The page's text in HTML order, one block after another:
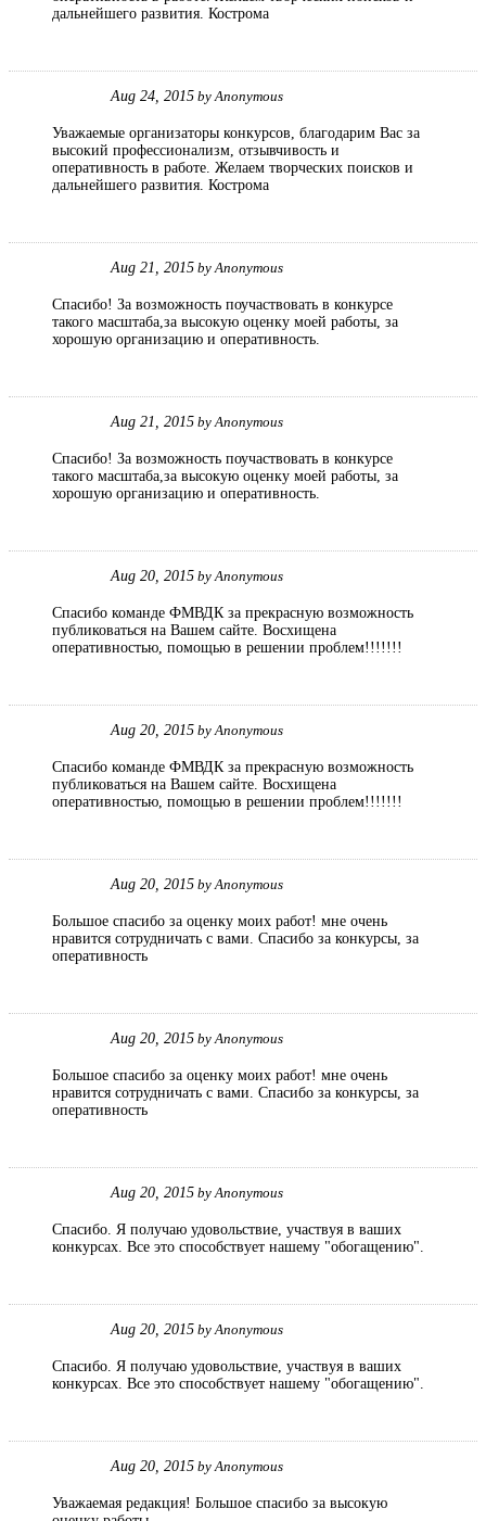
дальнейшего развития. Кострома
Aug 24, 2015 by Anonymous
Уважаемые организаторы конкурсов, благодарим Вас за
высокий профессионализм, отзывчивость и
оперативность в работе. Желаем творческих поисков и
дальнейшего развития. Кострома
Aug 21, 2015 by Anonymous
Спасибо! За возможность поучаствовать в конкурсе
такого масштаба,за высокую оценку моей работы, за
хорошую организацию и оперативность.
Aug 21, 2015 by Anonymous
Спасибо! За возможность поучаствовать в конкурсе
такого масштаба,за высокую оценку моей работы, за
хорошую организацию и оперативность.
Aug 20, 2015 by Anonymous
Спасибо команде ФМВДК за прекрасную возможность
публиковаться на Вашем сайте. Восхищена
оперативностью, помощью в решении проблем!!!!!!!
Aug 20, 2015 by Anonymous
Спасибо команде ФМВДК за прекрасную возможность
публиковаться на Вашем сайте. Восхищена
оперативностью, помощью в решении проблем!!!!!!!
Aug 20, 2015 by Anonymous
Большое спасибо за оценку моих работ! мне очень
нравится сотрудничать с вами. Спасибо за конкурсы, за
оперативность
Aug 20, 2015 by Anonymous
Большое спасибо за оценку моих работ! мне очень
нравится сотрудничать с вами. Спасибо за конкурсы, за
оперативность
Aug 20, 2015 by Anonymous
Спасибо. Я получаю удовольствие, участвуя в ваших
конкурсах. Все это способствует нашему "обогащению".
Aug 20, 2015 by Anonymous
Спасибо. Я получаю удовольствие, участвуя в ваших
конкурсах. Все это способствует нашему "обогащению".
Aug 20, 2015 by Anonymous
Уважаемая редакция! Большое спасибо за высокую